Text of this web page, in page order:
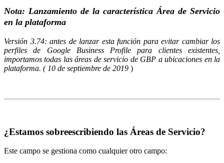
Nota: Lanzamiento de la característica Área de Servicio
en la plataforma
Versión 3.74: antes de lanzar esta función para evitar cambiar los
perfiles de Google Business Profile para clientes existentes,
importamos todas las áreas de servicio de GBP a ubicaciones en la
plataforma. ( 10 de septiembre de 2019 )
¿Estamos sobreescribiendo las Áreas de Servicio?
Este campo se gestiona como cualquier otro campo: